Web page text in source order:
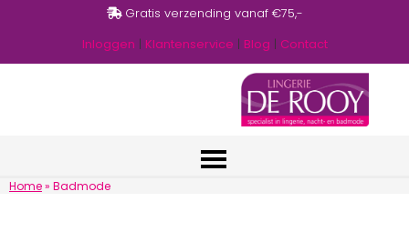
Gratis verzending vanaf €75,-
Inloggen | Klantenservice | Blog | Contact
Home» Badmode